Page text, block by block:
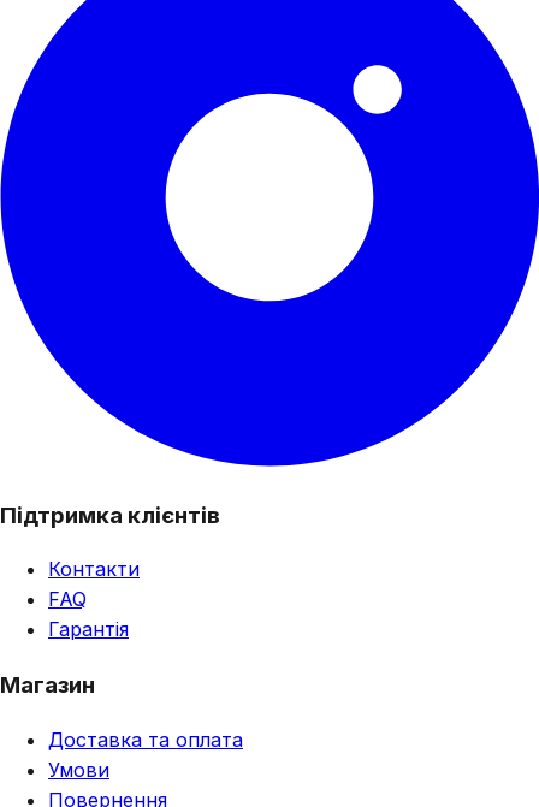
Підтримка клієнтів
Контакти
FAQ
Гарантія
Магазин
Доставка та оплата
Умови
Повернення